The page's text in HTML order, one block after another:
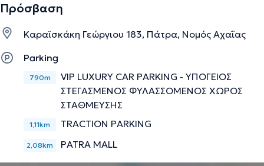
Πρόσβαση
Καραϊσκάκη Γεώργιου 183, Πάτρα, Νομός Αχαΐας
Parking
790m
VIP LUXURY CAR PARKING - ΥΠΟΓΕΙΟΣ
ΣΤΕΓΑΣΜΕΝΟΣ ΦΥΛΑΣΣΟΜΕΝΟΣ ΧΩΡΟΣ
ΣΤΑΘΜΕΥΣΗΣ
1,11km TRACTION PARKING
2,08km PATRA MALL